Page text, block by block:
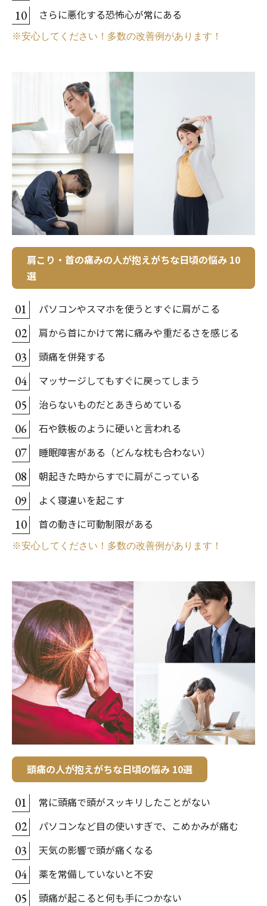
10 さらに悪化する恐怖心が常にある
※安心してください！多数の改善例があります！
肩こり・首の痛みの人が抱えがちな日頃の悩み 10
選
01 パソコンやスマホを使うとすぐに肩がこる
02 肩から首にかけて常に痛みや重だるさを感じる
03 頭痛を併発する
04 マッサージしてもすぐに戻ってしまう
05 治らないものだとあきらめている
06 石や鉄板のように硬いと言われる
07 睡眠障害がある（どんな枕も合わない）
08 朝起きた時からすでに肩がこっている
09 よく寝違いを起こす
10 首の動きに可動制限がある
※安心してください！多数の改善例があります！
頭痛の人が抱えがちな日頃の悩み 10選
01 常に頭痛で頭がスッキリしたことがない
02 パソコンなど目の使いすぎで、こめかみが痛む
03 天気の影響で頭が痛くなる
04 薬を常備していないと不安
05 頭痛が起こると何も手につかない